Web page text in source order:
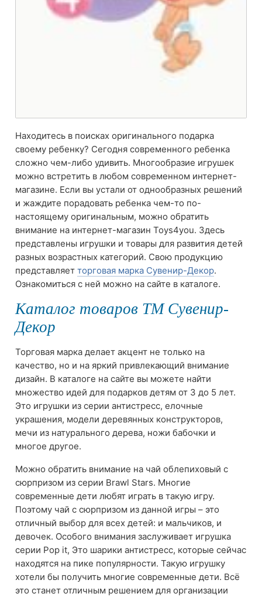
Находитесь в поисках оригинального подарка
своему ребенку? Сегодня современного ребенка
сложно чем-либо удивить. Многообразие игрушек
можно встретить в любом современном интернет-
магазине. Если вы устали от однообразных решений
и жаждите порадовать ребенка чем-то по-
настоящему оригинальным, можно обратить
внимание на интернет-магазин Toys4you. Здесь
представлены игрушки и товары для развития детей
разных возрастных категорий. Свою продукцию
представляет торговая марка Сувенир-Декор.
Ознакомиться с ней можно на сайте в каталоге.
Каталог товаров ТМ Сувенир-
Декор
Торговая марка делает акцент не только на
качество, но и на яркий привлекающий внимание
дизайн. В каталоге на сайте вы можете найти
множество идей для подарков детям от 3 до 5 лет.
Это игрушки из серии антистресс, елочные
украшения, модели деревянных конструкторов,
мечи из натурального дерева, ножи бабочки и
многое другое.
Можно обратить внимание на чай облепиховый с
сюрпризом из серии Brawl Stars. Многие
современные дети любят играть в такую игру.
Поэтому чай с сюрпризом из данной игры – это
отличный выбор для всех детей: и мальчиков, и
девочек. Особого внимания заслуживает игрушка
серии Pop it, Это шарики антистресс, которые сейчас
находятся на пике популярности. Такую игрушку
хотели бы получить многие современные дети. Всё
это станет отличным решением для организации